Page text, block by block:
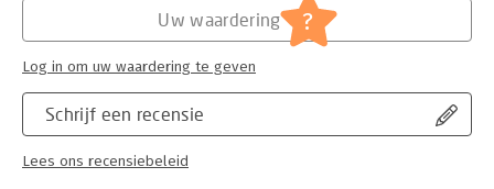
Schrijf een recensie
Lees ons recensiebeleid
Uw waardering ?
Log in om uw waardering te geven